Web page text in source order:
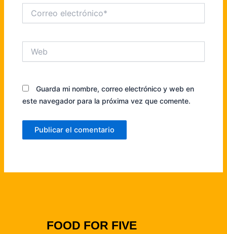
electrónico*
Guarda mi nombre, correo electrónico y web en
este navegador para la próxima vez que comente.
FOOD FOR FIVE